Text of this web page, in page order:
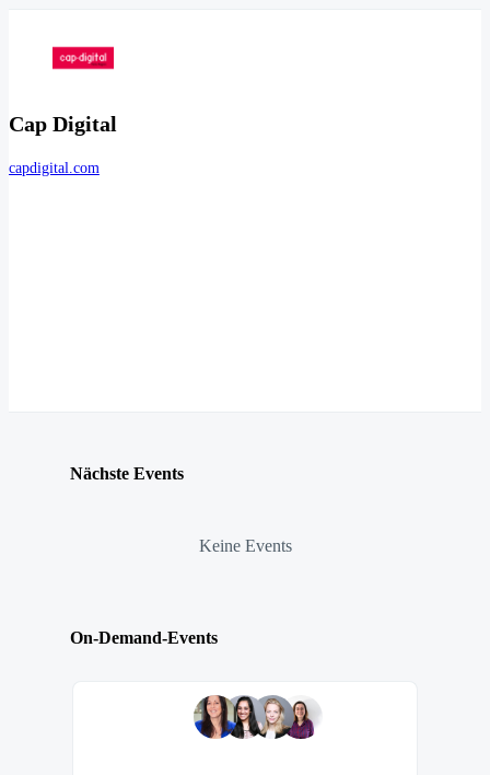
Cap Digital
capdigital.com
Nächste Events
Keine Events
On-Demand-Events